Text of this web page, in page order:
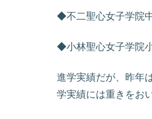
◆不二聖心女子学院
◆小林聖心女子学院
進学実績だが、昨年
学実績には重きをお